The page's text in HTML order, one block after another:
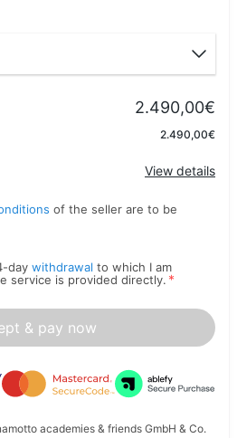
2.490,00€
2.490,00€
View details
of the seller are to be
day withdrawal to which I am
service is provided directly. *
& pay now
academies & friends GmbH & Co.